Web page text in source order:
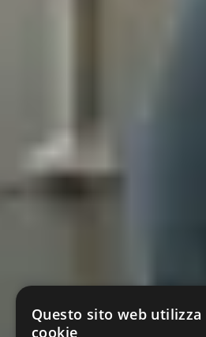
Questo sito web utilizza
cookie